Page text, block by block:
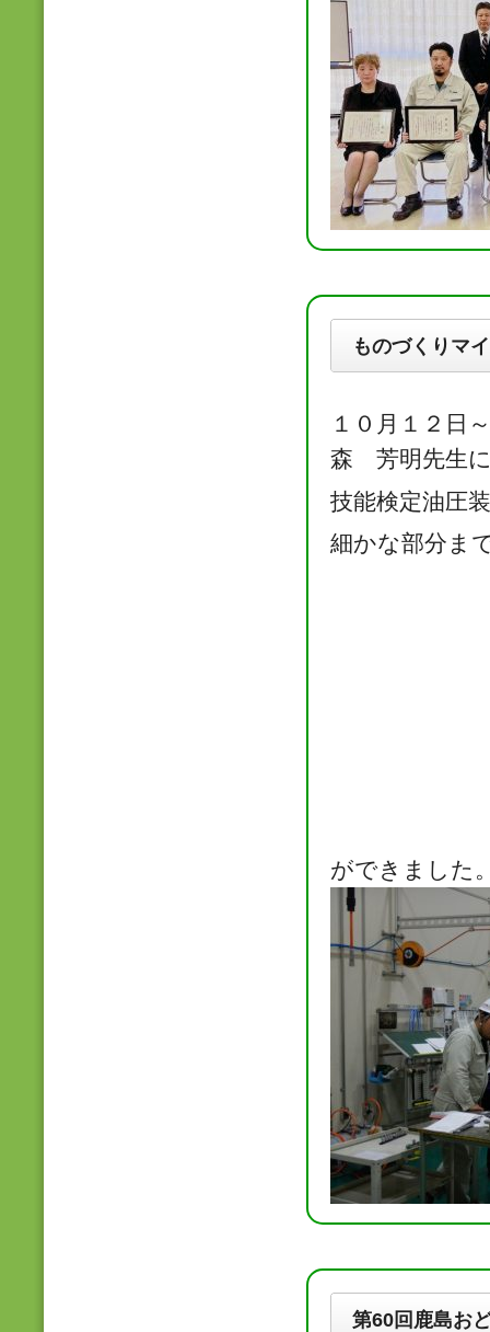
ものづくりマ
１０月１２日
森 芳明先生
技能検定油圧
細かな部分ま
ができました
第60回鹿島お